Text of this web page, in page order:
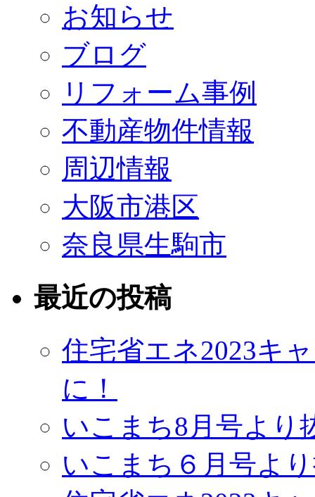
お知らせ
ブログ
リフォーム事例
不動産物件情報
周辺情報
大阪市港区
奈良県生駒市
最近の投稿
住宅省エネ2023キ
に！
いこまち8月号よ
いこまち６月号よ